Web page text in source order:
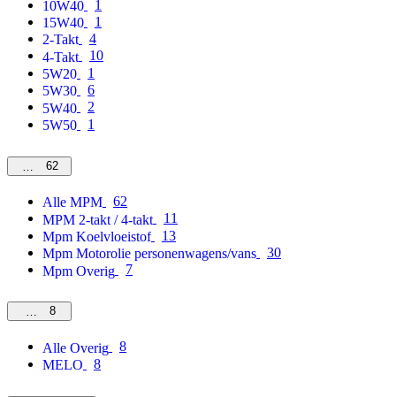
10W40
1
15W40
1
2-Takt
4
4-Takt
10
5W20
1
5W30
6
5W40
2
5W50
1
MPM62
Alle MPM
62
MPM 2-takt / 4-takt
11
Mpm Koelvloeistof
13
Mpm Motorolie personenwagens/vans
30
Mpm Overig
7
Overig
8
Alle Overig
8
MELO
8